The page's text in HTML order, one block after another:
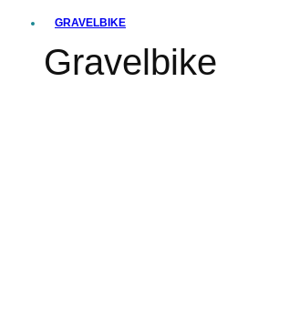
GRAVELBIKE
Gravelbike